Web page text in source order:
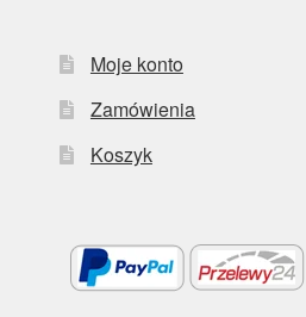
Moje konto
Zamówienia
Koszyk